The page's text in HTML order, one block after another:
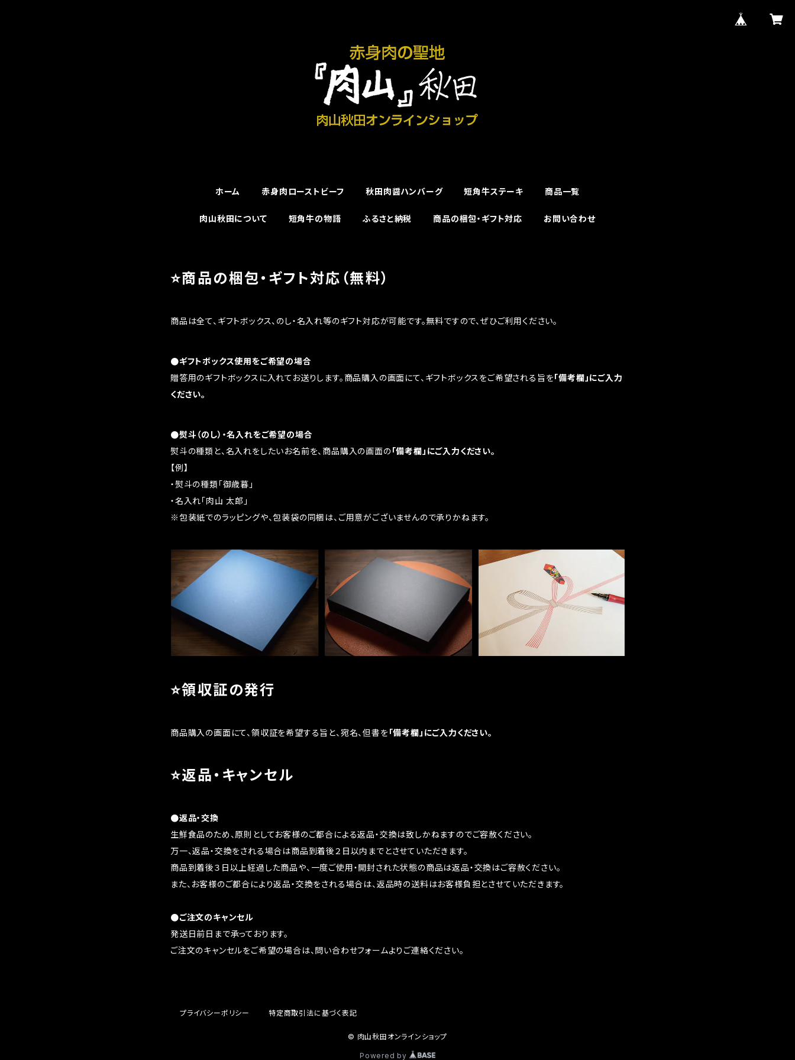
ホーム 赤身肉ローストビーフ 秋田肉醤ハンバーグ 短角牛ステーキ 商品一覧
肉山秋田について 短角牛の物語 ふるさと納税 商品の梱包・ギフト対応 お問い合わせ
⭐️商品の梱包・ギフト対応（無料）
商品は全て、ギフトボックス、のし・名入れ等のギフト対応が可能です。無料ですので、ぜひご利用ください。
●ギフトボックス使用をご希望の場合
贈答用のギフトボックスに入れてお送りします。商品購入の画面にて、ギフトボックスをご希望される旨を「備考欄」にご入力
ください。
●熨斗（のし）・名入れをご希望の場合
熨斗の種類と、名入れをしたいお名前を、商品購入の画面の「備考欄」にご入力ください。
【例】
・熨斗の種類「御歳暮」
・名入れ「肉山 太郎」
※包装紙でのラッピングや、包装袋の同梱は、ご用意がございませんので承りかねます。
⭐️領収証の発行
商品購入の画面にて、領収証を希望する旨と、宛名、但書を「備考欄」にご入力ください。
⭐️返品・キャンセル
●返品・交換
生鮮食品のため、原則としてお客様のご都合による返品・交換は致しかねますのでご容赦ください。
万一、返品・交換をされる場合は商品到着後２日以内までとさせていただきます。
商品到着後３日以上経過した商品や、一度ご使用・開封された状態の商品は返品・交換はご容赦ください。
また、お客様のご都合により返品・交換をされる場合は、返品時の送料はお客様負担とさせていただきます。
●ご注文のキャンセル
発送日前日まで承っております。
ご注文のキャンセルをご希望の場合は、問い合わせフォームよりご連絡ください。
プライバシーポリシー 特定商取引法に基づく表記
© 肉山秋田オンラインショップ
Powered by